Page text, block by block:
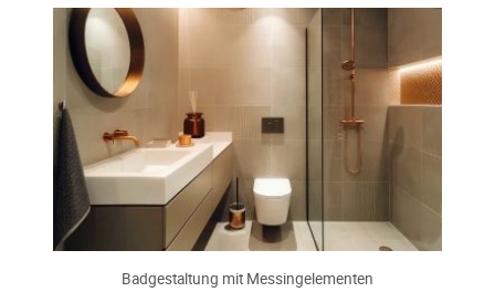
Badgestaltung mit Messingelementen